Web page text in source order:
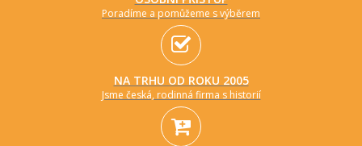
Poradíme a pomůžeme s výběrem
NA TRHU OD ROKU 2005
Jsme česká, rodinná firma s historií